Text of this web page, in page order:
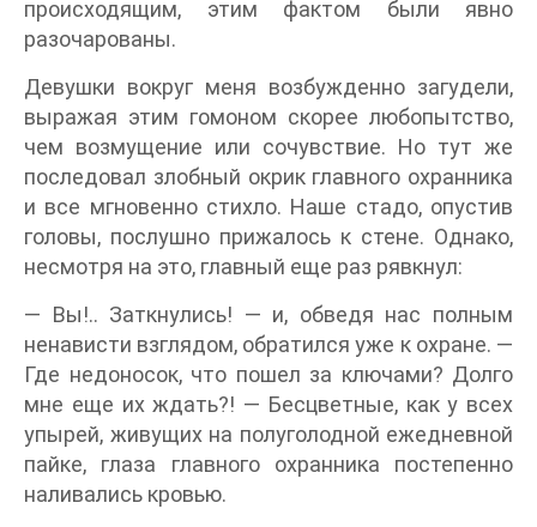
происходящим, этим фактом были явно
разочарованы.
Девушки вокруг меня возбужденно загудели,
выражая этим гомоном скорее любопытство,
чем возмущение или сочувствие. Но тут же
последовал злобный окрик главного охранника
и все мгновенно стихло. Наше стадо, опустив
головы, послушно прижалось к стене. Однако,
несмотря на это, главный еще раз рявкнул:
— Вы!.. Заткнулись! — и, обведя нас полным
ненависти взглядом, обратился уже к охране. —
Где недоносок, что пошел за ключами? Долго
мне еще их ждать?! — Бесцветные, как у всех
упырей, живущих на полуголодной ежедневной
пайке, глаза главного охранника постепенно
наливались кровью.